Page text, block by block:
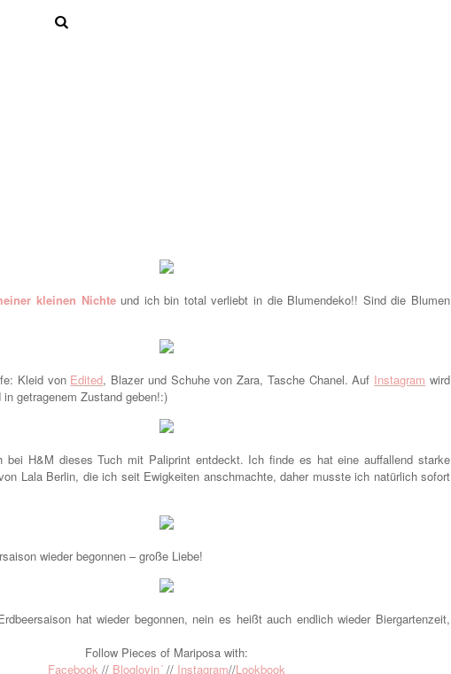
kleinen Nichteund ich bin total verliebt in die Blumendeko!! Sind die Blumen
Kleid von Edited, Blazer und Schuhe von Zara, Tasche Chanel. Auf Instagram wird
getragenem Zustand geben!:)
bei H&M dieses Tuch mit Paliprint entdeckt. Ich finde es hat eine auffallend starke
Lala Berlin, die ich seit Ewigkeiten anschmachte, daher musste ich natürlich sofort
wieder begonnen – große Liebe!
hat wieder begonnen, nein es heißt auch endlich wieder Biergartenzeit,
Follow Pieces of Mariposa with:
Facebook // Bloglovin´ // Instagram//Lookbook